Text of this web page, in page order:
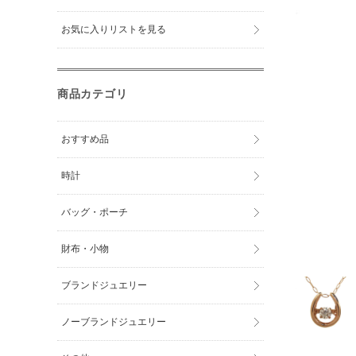
お気に入りリストを見る
商品カテゴリ
おすすめ品
時計
バッグ・ポーチ
財布・小物
ブランドジュエリー
ノーブランドジュエリー